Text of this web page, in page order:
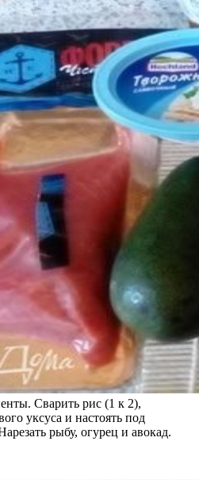
Сварить рис (1 к 2),
уксуса и настоять под
рыбу, огурец и авокад.